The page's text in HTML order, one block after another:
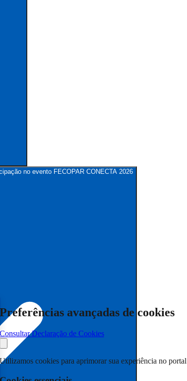
no evento FECOPAR CONECTA 2026
Preferências avançadas de cookies
Consultar Declaração de Cookies
Utilizamos cookies para aprimorar sua experiência no